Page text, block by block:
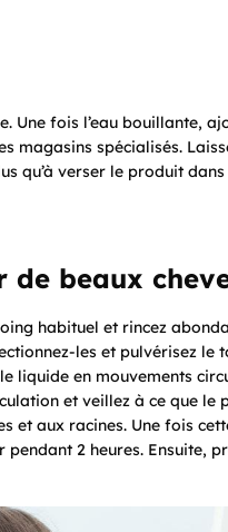
Une fois l’eau bouillante,
magasins spécialisés.
qu’à verser le produit
de beaux
habituel et rincez
les et pulvérisez le
liquide en mouvements
et veillez à ce que
et aux racines. Une fois
2 heures. Ensuite,